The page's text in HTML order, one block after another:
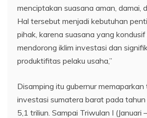
menciptakan suasana aman, damai,
Hal tersebut menjadi kebutuhan
pihak, karena suasana yang
mendorong iklim investasi dan
produktifitas pelaku usaha,”
Disamping itu gubernur
investasi sumatera barat pada
5,1 triliun. Sampai Triwulan I (Januari